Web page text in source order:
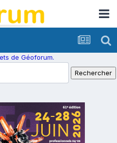
de Géoforum.